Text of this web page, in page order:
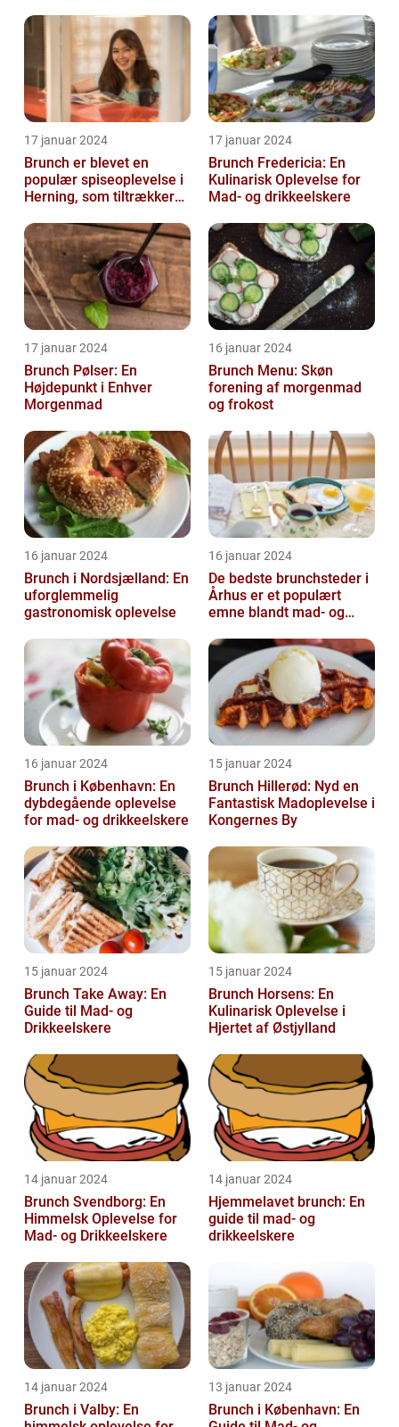
17 januar 2024
Brunch er blevet en
populær spiseoplevelse i
Herning, som tiltrækker
og turis...
17 januar 2024
Brunch Fredericia: En
Kulinarisk Oplevelse for
Mad- og drikkeelskere
17 januar 2024
Brunch Pølser: En
Højdepunkt i Enhver
Morgenmad
16 januar 2024
Brunch Menu: Skøn
forening af morgenmad
og frokost
16 januar 2024
Brunch i Nordsjælland: En
uforglemmelig
gastronomisk oplevelse
16 januar 2024
De bedste brunchsteder i
Århus er et populært
emne blandt mad- og
lokale og turi...
16 januar 2024
Brunch i København: En
dybdegående oplevelse
for mad- og drikkeelskere
15 januar 2024
Brunch Hillerød: Nyd en
Fantastisk Madoplevelse i
Kongernes By
15 januar 2024
Brunch Take Away: En
Guide til Mad- og
Drikkeelskere
15 januar 2024
Brunch Horsens: En
Kulinarisk Oplevelse i
Hjertet af Østjylland
14 januar 2024
Brunch Svendborg: En
Himmelsk Oplevelse for
Mad- og Drikkeelskere
14 januar 2024
Hjemmelavet brunch: En
guide til mad- og
drikkeelskere
14 januar 2024
Brunch i Valby: En
13 januar 2024
Brunch i København: En